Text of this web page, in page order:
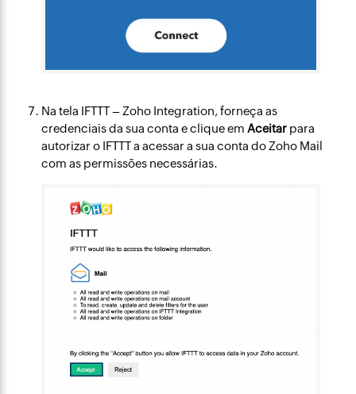
Na tela IFTTT – Zoho Integration, forneça as
credenciais da sua conta e clique emAceitar para
autorizar o IFTTT a acessar a sua conta do Zoho Mail
com as permissões necessárias.